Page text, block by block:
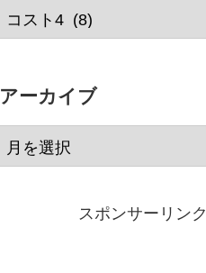
アーカイブ
スポンサーリンク